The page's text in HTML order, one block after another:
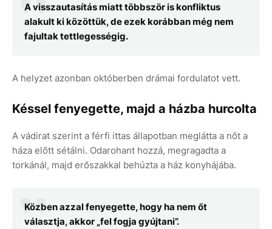
A visszautasítás miatt többször is konfliktus
alakult ki közöttük, de ezek korábban még nem
fajultak tettlegességig.
A helyzet azonban októberben drámai fordulatot vett.
Késsel fenyegette, majd a házba hurcolta
A vádirat szerint a férfi ittas állapotban meglátta a nőt a
háza előtt sétálni. Odarohant hozzá, megragadta a
torkánál, majd erőszakkal behúzta a ház konyhájába.
Közben azzal fenyegette, hogy ha nem őt
választja, akkor „fel fogja gyújtani”.